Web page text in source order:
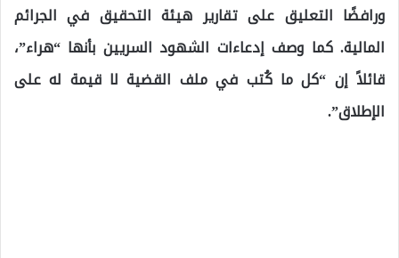
ورافضًا التعليق على تقارير هيئة التحقيق في الجرائم
المالية. كما وصف إدعاءات الشهود السريين بأنها “هراء”،
قائلاً إن “كل ما كُتب في ملف القضية لا قيمة له على
الإطلاق”.